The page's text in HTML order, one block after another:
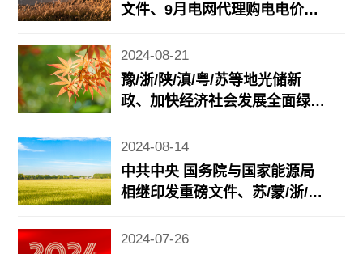
文件、9月电网代理购电电价公
政策更新……
2024-08-21
豫/浙/陕/滇/粤/苏等地光储新
政、加快经济社会发展全面绿色
月份能源生产情况》发布……
2024-08-14
中共中央 国务院与国家能源局
相继印发重磅文件、苏/蒙/浙/鲁
2024-07-26